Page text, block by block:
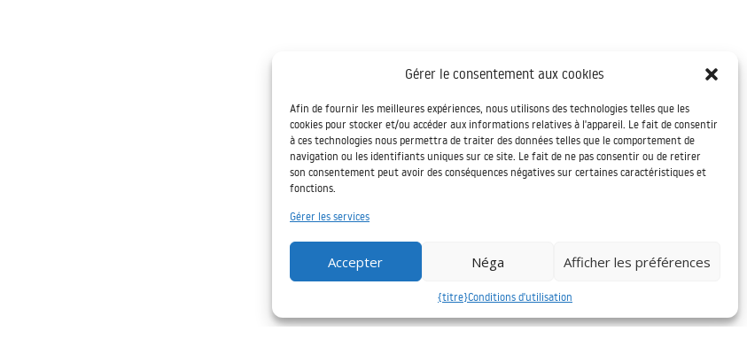
Gérer le consentement aux cookies
Afin de fournir les meilleures expériences, nous utilisons des technologies telles que les
cookies pour stocker et/ou accéder aux informations relatives à l'appareil. Le fait de consentir
à ces technologies nous permettra de traiter des données telles que le comportement de
navigation ou les identifiants uniques sur ce site. Le fait de ne pas consentir ou de retirer
son consentement peut avoir des conséquences négatives sur certaines caractéristiques et
fonctions.
Gérer les services
Accepter Néga Afficher les préférences
{titre}Conditions d'utilisation